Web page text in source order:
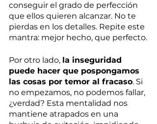
conseguir el grado de perfección
que ellos quieren alcanzar. No te
pierdas en los detalles. Repite este
mantra: mejor hecho, que perfecto.
Por otro lado, la inseguridad
puede hacer que pospongamos
las cosas por temor al fracaso. Si
no empezamos, no podemos fallar,
¿verdad? Esta mentalidad nos
mantiene atrapados en una